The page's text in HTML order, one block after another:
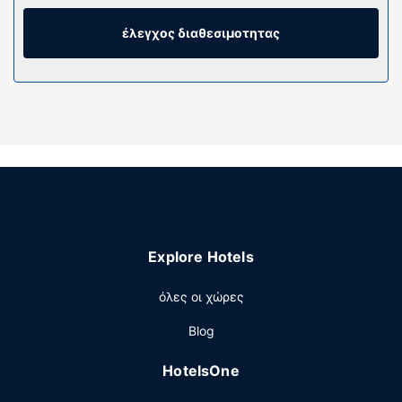
τη διασκέδασή σας προσφέρονται τηλεοράσεις Smart με
ψηφιακά κανάλια. Τα μπάνια διαθέτουν ξεχωριστές
σώματος και θεραπείες περιποίησης προσώπου. Είμαστε
ξενοδοχείο περιλαμβάνουν δωρεάν ασύρματο ίντερνετ,
επισκέπτες μπορούν να μεταφερθούν σε κοντινούς
προορισμούς με το δωρεάν λεωφορειάκι της περιοχής.
Πάρτε κάτι να φάτε σε ένα από τα 5 εστιατόρια που
έλεγχος διαθεσιμοτητας
Explore Hotels
όλες οι χώρες
Blog
HotelsOne